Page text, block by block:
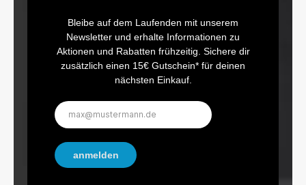
Bleibe auf dem Laufenden mit unserem
Newsletter und erhalte Informationen zu
Aktionen und Rabatten frühzeitig. Sichere dir
zusätzlich einen 15€ Gutschein* für deinen
nächsten Einkauf.
E-
Mail-
Adresse*
anmelden